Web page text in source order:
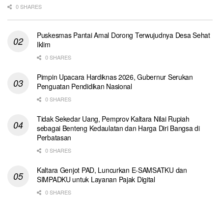
0 SHARES
Puskesmas Pantai Amal Dorong Terwujudnya Desa Sehat
Iklim
0 SHARES
Pimpin Upacara Hardiknas 2026, Gubernur Serukan
Penguatan Pendidikan Nasional
0 SHARES
Tidak Sekedar Uang, Pemprov Kaltara Nilai Rupiah
sebagai Benteng Kedaulatan dan Harga Diri Bangsa di
Perbatasan
0 SHARES
Kaltara Genjot PAD, Luncurkan E-SAMSATKU dan
SIMPADKU untuk Layanan Pajak Digital
0 SHARES